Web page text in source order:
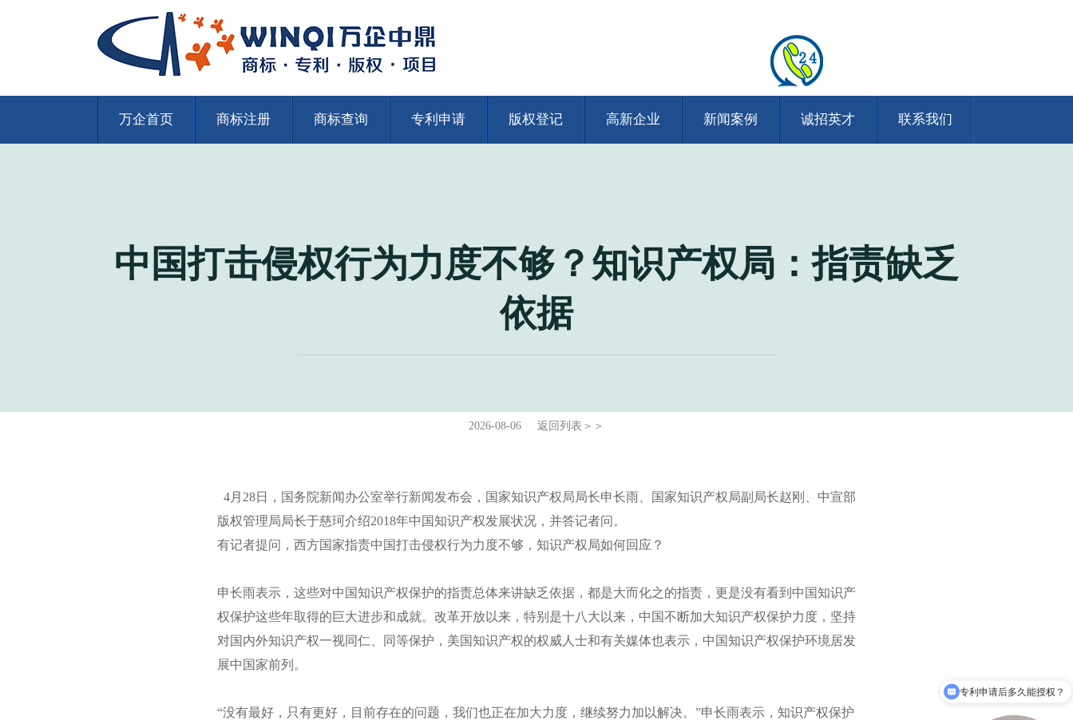
万企首页 商标注册 商标查询 专利申请 版权登记 高新企业 新闻案例 诚招英才 联系我们
中国打击侵权行为力度不够？知识产权局：指责缺乏
依据
2026-08-06 返回列表＞＞
4月28日，国务院新闻办公室举行新闻发布会，国家知识产权局局长申长雨、国家知识产权局副局长赵刚、中宣部
版权管理局局长于慈珂介绍2018年中国知识产权发展状况，并答记者问。
有记者提问，西方国家指责中国打击侵权行为力度不够，知识产权局如何回应？
申长雨表示，这些对中国知识产权保护的指责总体来讲缺乏依据，都是大而化之的指责，更是没有看到中国知识产
权保护这些年取得的巨大进步和成就。改革开放以来，特别是十八大以来，中国不断加大知识产权保护力度，坚持
对国内外知识产权一视同仁、同等保护，美国知识产权的权威人士和有关媒体也表示，中国知识产权保护环境居发
展中国家前列。
“没有最好，只有更好，目前存在的问题，我们也正在加大力度，继续努力加以解决。”申长雨表示，知识产权保护
专利申请后多久能授权？